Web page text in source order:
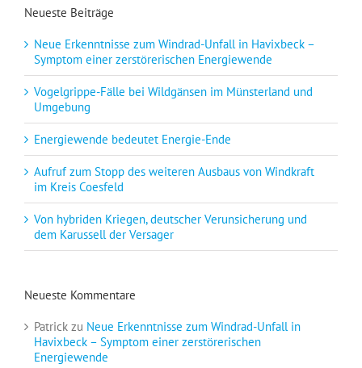
Neueste Beiträge
Neue Erkenntnisse zum Windrad-Unfall in Havixbeck –
Symptom einer zerstörerischen Energiewende
Vogelgrippe-Fälle bei Wildgänsen im Münsterland und
Umgebung
Energiewende bedeutet Energie-Ende
Aufruf zum Stopp des weiteren Ausbaus von Windkraft
im Kreis Coesfeld
Von hybriden Kriegen, deutscher Verunsicherung und
dem Karussell der Versager
Neueste Kommentare
Patrick zu Neue Erkenntnisse zum Windrad-Unfall in
Havixbeck – Symptom einer zerstörerischen
Energiewende